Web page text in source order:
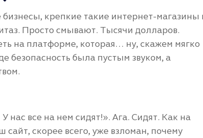
бизнесы, крепкие такие интернет-магазины
Просто смывают. Тысячи долларов.
на платформе, которая… ну, скажем мягко
безопасность была пустым звуком, а
нас все на нем сидят!». Ага. Сидят. Как на
сайт, скорее всего, уже взломан, почему